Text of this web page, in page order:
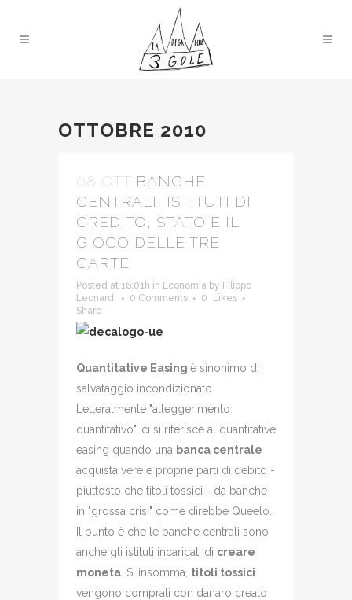
OTTOBRE 2010
08 OTT BANCHE
CENTRALI, ISTITUTI DI
CREDITO, STATO E IL
GIOCO DELLE TRE
CARTE
Posted at 16:01h in Economia by Filippo
Leonardi
0 Comments 0
Likes
Share
Quantitative Easing è sinonimo di
salvataggio incondizionato.
Letteralmente "alleggerimento
quantitativo", ci si riferisce al quantitative
easing quando una banca centrale
acquista vere e proprie parti di debito -
piuttosto che titoli tossici - da banche
in "grossa crisi" come direbbe Queelo..
Il punto è che le banche centrali sono
anche gli istituti incaricati di creare
moneta . Si insomma, titoli tossici
vengono comprati con danaro creato